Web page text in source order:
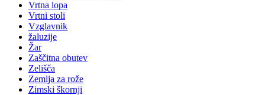
Vrtna lopa
Vrtni stoli
Vzglavnik
žaluzije
Žar
Zaščitna obutev
Zelišča
Zemlja za rože
Zimski škornji